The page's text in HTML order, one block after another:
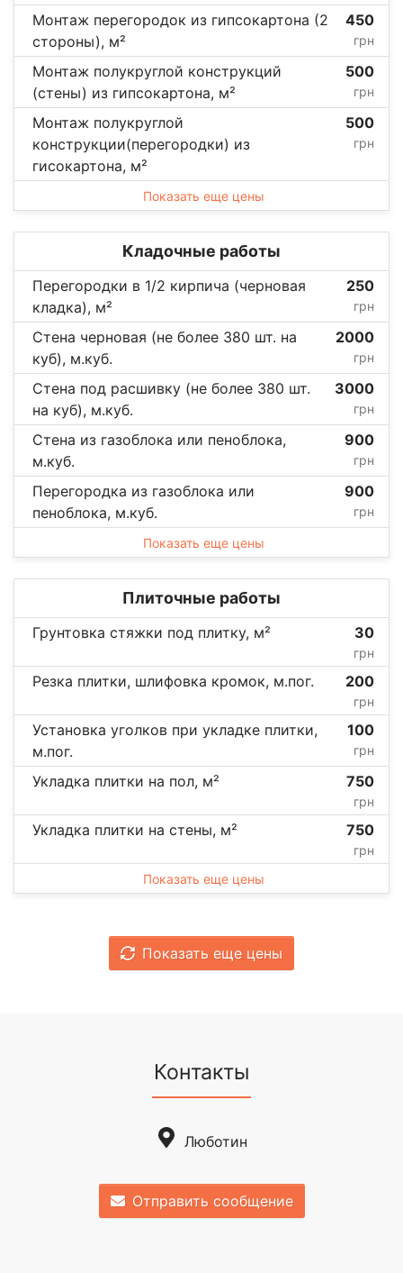
Монтаж перегородок из гипсокартона (2
стороны), м²
450
грн
Монтаж полукруглой конструкций
(стены) из гипсокартона, м²
500
грн
Монтаж полукруглой
конструкции(перегородки) из
гисокартона, м²
500
грн
Показать еще цены
Кладочные работы
Перегородки в 1/2 кирпича (черновая
кладка), м²
250
грн
Стена черновая (не более 380 шт. на
куб), м.куб.
2000
грн
Стена под расшивку (не более 380 шт.
на куб), м.куб.
3000
грн
Стена из газоблока или пеноблока,
м.куб.
900
грн
Перегородка из газоблока или
пеноблока, м.куб.
900
грн
Показать еще цены
Плиточные работы
Грунтовка стяжки под плитку, м² 30
грн
Резка плитки, шлифовка кромок, м.пог. 200
грн
Установка уголков при укладке плитки,
м.пог.
100
грн
Укладка плитки на пол, м² 750
грн
Укладка плитки на стены, м² 750
грн
Показать еще цены
Показать еще цены
Контакты
Люботин
Отправить сообщение